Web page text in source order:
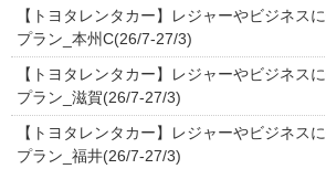
【トヨタレンタカー】レジャーやビジネス
プラン_本州C(26/7-27/3)
【トヨタレンタカー】レジャーやビジネス
プラン_滋賀(26/7-27/3)
【トヨタレンタカー】レジャーやビジネス
プラン_福井(26/7-27/3)